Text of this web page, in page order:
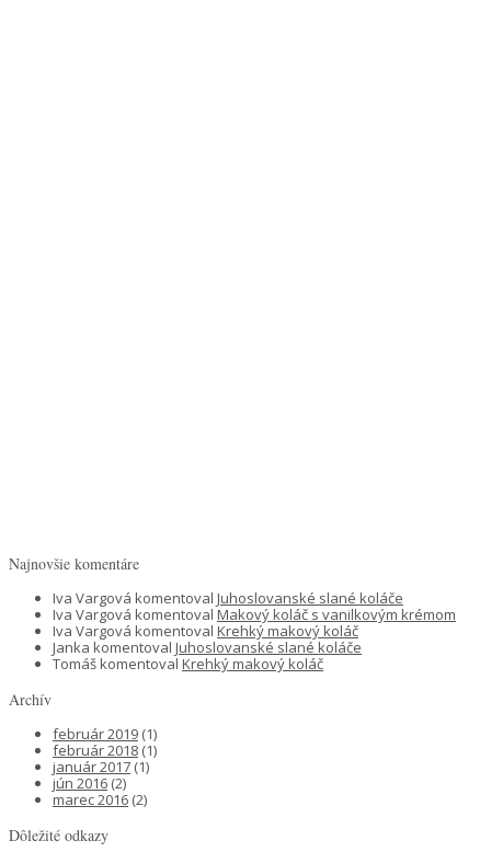
Najnovšie komentáre
Iva Vargová komentoval Juhoslovanské slané koláče
Iva Vargová komentoval Makový koláč s vanilkovým krémom
Iva Vargová komentoval Krehký makový koláč
Janka komentoval Juhoslovanské slané koláče
Tomáškomentoval Krehký makový koláč
Archív
február 2019 (1)
február 2018 (1)
január 2017 (1)
jún 2016 (2)
marec 2016 (2)
Dôležité odkazy